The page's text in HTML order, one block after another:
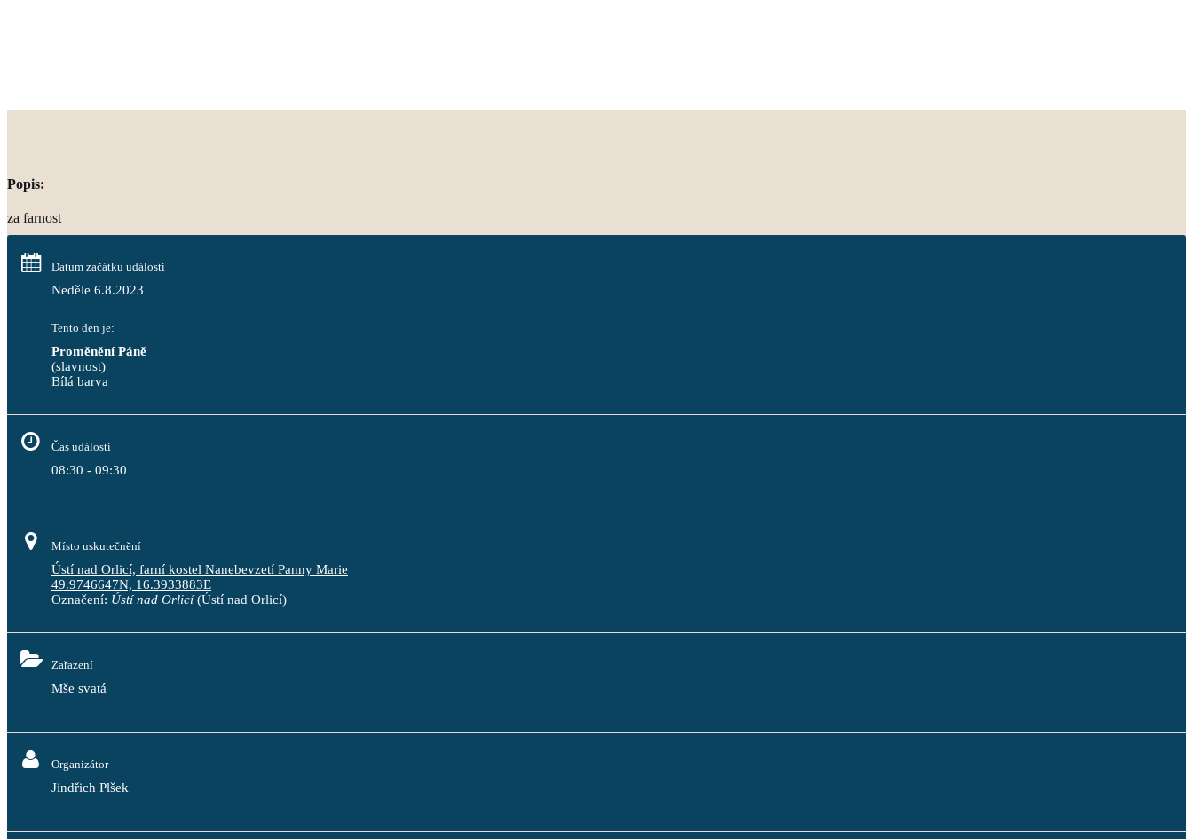
Popis:
za farnost
Datum začátku události
Neděle 6.8.2023
Tento den je:
Proměnění Páně
(slavnost)
Bílá barva
Čas události
08:30 - 09:30
Místo uskutečnění
Ústí nad Orlicí, farní kostel Nanebevzetí Panny Marie
49.9746647N, 16.3933883E
Označení: Ústí nad Orlicí(Ústí nad Orlicí)
Zařazení
Mše svatá
Organizátor
Jindřich Plšek